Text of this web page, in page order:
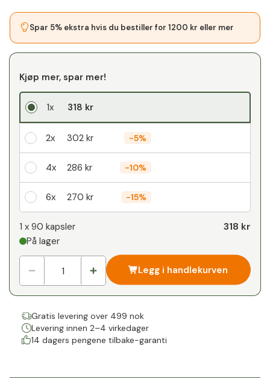
Spar 5% ekstra hvis du bestiller for 1200 kr eller mer
Kjøp mer, spar mer!
1x 318 kr
2x 302 kr -5%
4x 286 kr -10%
6x 270 kr -15%
1x
1 x 90 kapsler
På lager
318 kr
Legg i handlekurven
Gratis levering over 499 nok
Levering innen 2–4 virkedager
14 dagers pengene tilbake-garanti